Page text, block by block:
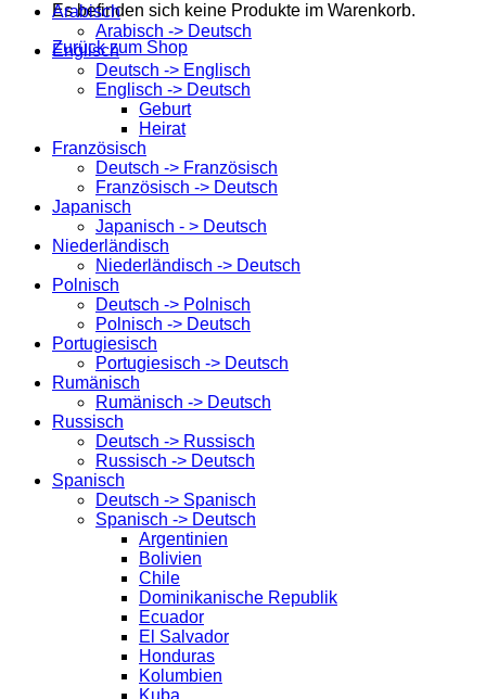
Es befinden sich keine Produkte im Warenkorb.
Zurück zum Shop
Arabisch
Arabisch -> Deutsch
Englisch
Deutsch -> Englisch
Englisch -> Deutsch
Geburt
Heirat
Französisch
Deutsch -> Französisch
Französisch -> Deutsch
Japanisch
Japanisch - > Deutsch
Niederländisch
Niederländisch -> Deutsch
Polnisch
Deutsch -> Polnisch
Polnisch -> Deutsch
Portugiesisch
Portugiesisch -> Deutsch
Rumänisch
Rumänisch -> Deutsch
Russisch
Deutsch -> Russisch
Russisch -> Deutsch
Spanisch
Deutsch -> Spanisch
Spanisch -> Deutsch
Argentinien
Bolivien
Chile
Dominikanische Republik
Ecuador
El Salvador
Honduras
Kolumbien
Kuba